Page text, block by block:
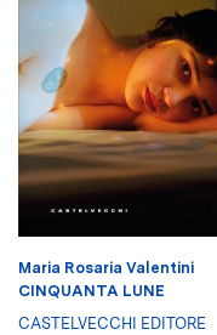
Maria Rosaria Valentini
CINQUANTA LUNE
CASTELVECCHI EDITORE